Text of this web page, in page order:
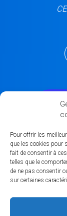
Pour offrir les
que les cookies pour
fait de consentir à
telles que le
de ne pas consentir
sur certaines
MEMBRES
Carte des
L'annuaire